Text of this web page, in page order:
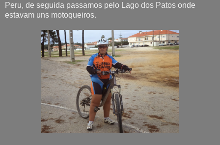
Peru, de seguida passamos pelo Lago dos Patos onde
estavam uns motoqueiros.